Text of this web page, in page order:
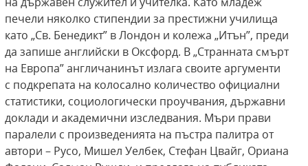
печели няколко стипендии за престижни училища
като „Св. Бенедикт” в Лондон и колежа „Итън”, преди
да запише английски в Оксфорд. В „Странната смърт
на Европа” англичанинът излага своите аргументи
с подкрепата на колосално количество официални
статистики, социологически проучвания, държавни
доклади и академични изследвания. Мъри прави
паралели с произведенията на пъстра палитра от
автори – Русо, Мишел Уелбек, Стефан Цвайг, Ориана